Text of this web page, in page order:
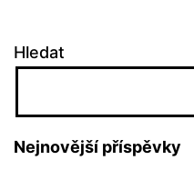
Hledat
Nejnovější příspěvky